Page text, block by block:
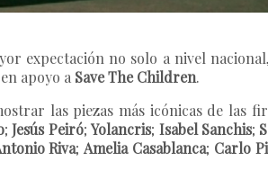
expectación no solo a nivel
apoyo a Save The Children.
las piezas más icónicas de las
;Jesús Peiró;Yolancris; Isabel Sanchis;
Riva;Amelia Casablanca; Carlo